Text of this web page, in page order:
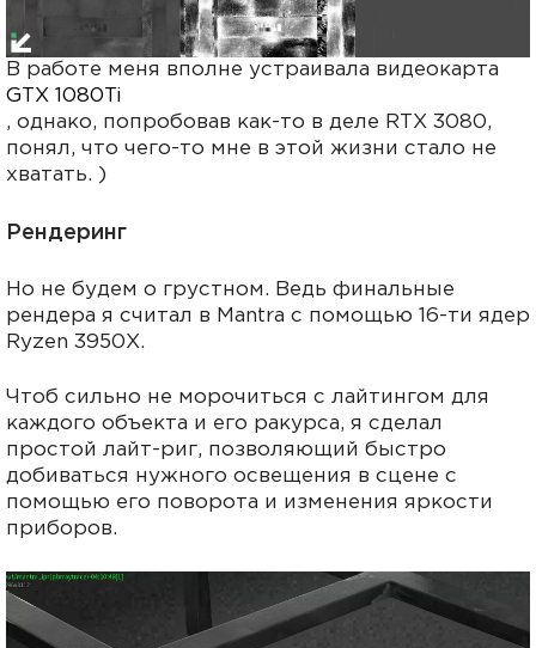
В работе меня вполне устраивала видеокарта
GTX 1080Ti
, однако, попробовав как-то в деле RTX 3080,
понял, что чего-то мне в этой жизни стало не
хватать. )
Рендеринг
Но не будем о грустном. Ведь финальные
рендера я считал в Mantra с помощью 16-ти ядер
Ryzen 3950X.
Чтоб сильно не морочиться с лайтингом для
каждого объекта и его ракурса, я сделал
простой лайт-риг, позволяющий быстро
добиваться нужного освещения в сцене с
помощью его поворота и изменения яркости
приборов.